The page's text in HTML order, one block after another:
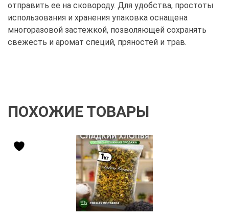
отправить ее на сковороду. Для удобства, простоты
использования и хранения упаковка оснащена
многоразовой застежкой, позволяющей сохранять
свежесть и аромат специй, пряностей и трав.
ПОХОЖИЕ ТОВАРЫ